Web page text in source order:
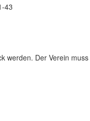
43
Der Verein